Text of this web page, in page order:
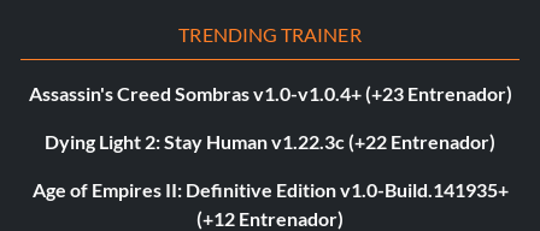
TRENDING TRAINER
Assassin's Creed Sombras v1.0-v1.0.4+ (+23 Entrenador)
Dying Light 2: Stay Human v1.22.3c (+22 Entrenador)
Age of Empires II: Definitive Edition v1.0-Build.141935+
(+12 Entrenador)